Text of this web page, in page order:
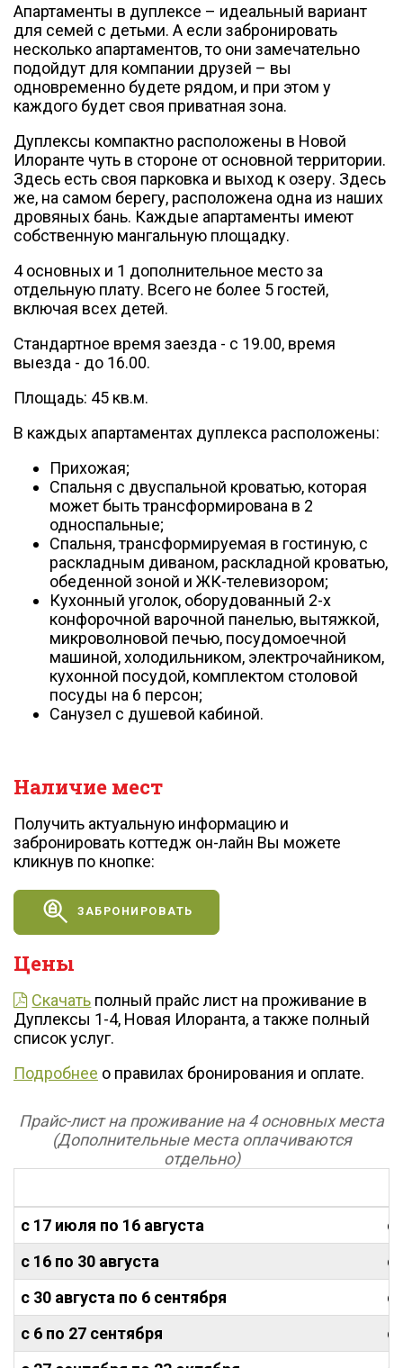
Апартаменты в дуплексе – идеальный вариант
для семей с детьми. А если забронировать
несколько апартаментов, то они замечательно
подойдут для компании друзей – вы
одновременно будете рядом, и при этом у
каждого будет своя приватная зона.
Дуплексы компактно расположены в Новой
Илоранте чуть в стороне от основной территории.
Здесь есть своя парковка и выход к озеру. Здесь
же, на самом берегу, расположена одна из наших
дровяных бань. Каждые апартаменты имеют
собственную мангальную площадку.
4 основных и 1 дополнительное место за
отдельную плату. Всего не более 5 гостей,
включая всех детей.
Стандартное время заезда - с 19.00, время
выезда - до 16.00.
Площадь: 45 кв.м.
В каждых апартаментах дуплекса расположены:
Прихожая;
Спальня с двуспальной кроватью, которая
может быть трансформирована в 2
односпальные;
Спальня, трансформируемая в гостиную, с
раскладным диваном, раскладной кроватью,
обеденной зоной и ЖК-телевизором;
Кухонный уголок, оборудованный 2-х
конфорочной варочной панелью, вытяжкой,
микроволновой печью, посудомоечной
машиной, холодильником, электрочайником,
кухонной посудой, комплектом столовой
посуды на 6 персон;
Санузел с душевой кабиной.
Наличие мест
Получить актуальную информацию и
забронировать коттедж он-лайн Вы можете
кликнув по кнопке:
ЗАБРОНИРОВАТЬ
Цены
Скачать полный прайс лист на проживание в
Дуплексы 1-4, Новая Илоранта, а также полный
список услуг.
Подробнее о правилах бронирования и оплате.
Прайс-лист на проживание на 4 основных места
(Дополнительные местаоплачиваются
отдельно)
с 17 июля по 16 августа
с 16 по 30 августа
с 30 августа по 6 сентября
с 6 по 27 сентября